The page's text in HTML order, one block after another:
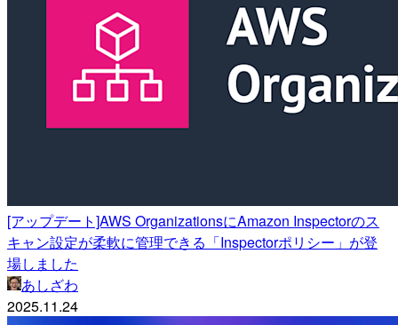
[アップデート]AWS OrganizationsにAmazon Inspectorのス
キャン設定が柔軟に管理できる「Inspectorポリシー」が登
場しました
あしざわ
2025.11.24